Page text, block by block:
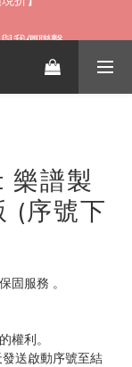
譜製
(序號下
固服務 。
權利。
送啟動序號至結